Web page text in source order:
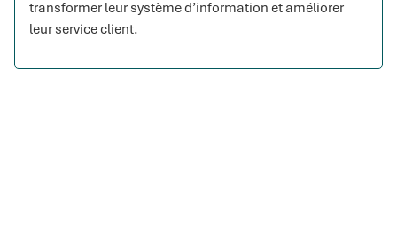
transformer leur système d’information et améliorer
leur service client.